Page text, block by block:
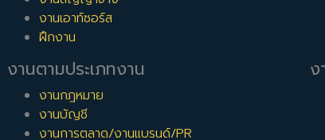
งานเอาท์ซอร์ส
ฝึกงาน
งานตามประเภทงาน
งานกฎหมาย
งานบัญชี
งานการตลาด/งานแบรนด์/PR